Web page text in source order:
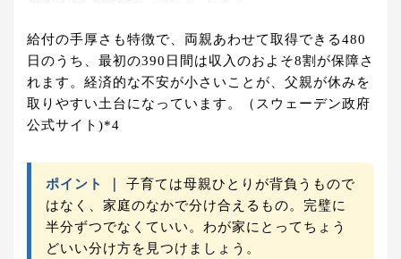
給付の手厚さも特徴で、両親あわせて取得できる480
日のうち、最初の390日間は収入のおよそ8割が保障さ
れます。経済的な不安が小さいことが、父親が休みを
取りやすい土台になっています。（スウェーデン政府
公式サイト)*4
ポイント ｜ 子育ては母親ひとりが背負うもので
はなく、家庭のなかで分け合えるもの。完璧に
半分ずつでなくていい。わが家にとってちょう
どいい分け方を見つけましょう。